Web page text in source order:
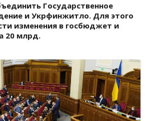
Государственное
и Укрфинжитло. Для этого
изменения в госбюджет и
20 млрд.